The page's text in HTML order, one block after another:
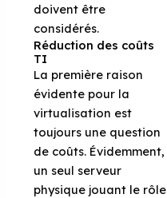
doivent être
considérés.
Réduction des coûts
TI
La première raison
évidente pour la
virtualisation est
toujours une question
de coûts. Évidemment,
un seul serveur
physique jouant le rôle